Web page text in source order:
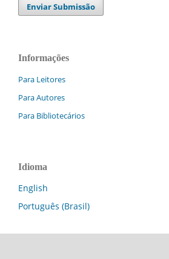
Enviar Submissão
Informações
Para Leitores
Para Autores
Para Bibliotecários
Idioma
English
Português (Brasil)